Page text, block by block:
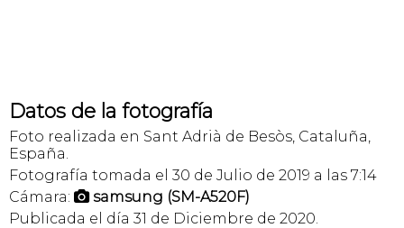
Datos de la fotografía
Foto realizada en Sant Adrià de Besòs, Cataluña,
España.
Fotografía tomada el 30 de Julio de 2019 a las 7:14
Cámara:  samsung (SM-A520F)
Publicada el día 31 de Diciembre de 2020.